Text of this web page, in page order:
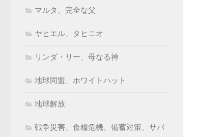
マルタ、完全な父
ヤヒエル、タヒニオ
リンダ・リー、母なる神
地球同盟、ホワイトハット
地球解放
戦争災害、食糧危機、備蓄対策、サバ